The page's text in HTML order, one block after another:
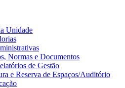
Unidade
Normas e Documentos
de Gestão
e Reserva de Espaços/Auditório